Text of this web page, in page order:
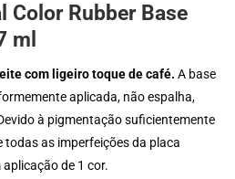
Color Rubber Base
ml
com ligeiro toque de café. A base
aplicada, não espalha,
à pigmentação suficientemente
as imperfeições da placa
de 1 cor.